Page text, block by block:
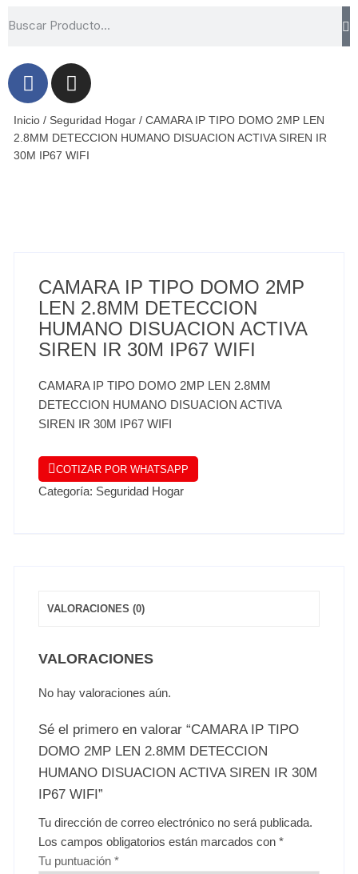
Inicio / Seguridad Hogar / CAMARA IP TIPO DOMO 2MP LEN
2.8MM DETECCION HUMANO DISUACION ACTIVA SIREN IR
30M IP67 WIFI
CAMARA IP TIPO DOMO 2MP
LEN 2.8MM DETECCION
HUMANO DISUACION ACTIVA
SIREN IR 30M IP67 WIFI
CAMARA IP TIPO DOMO 2MP LEN 2.8MM
DETECCION HUMANO DISUACION ACTIVA
SIREN IR 30M IP67 WIFI
COTIZAR POR WHATSAPP
Categoría: Seguridad Hogar
VALORACIONES (0)
VALORACIONES
No hay valoraciones aún.
Sé el primero en valorar “CAMARA IP TIPO
DOMO 2MP LEN 2.8MM DETECCION
HUMANO DISUACION ACTIVA SIREN IR 30M
IP67 WIFI”
Tu dirección de correo electrónico no será publicada.
Los campos obligatorios están marcados con*
Tu puntuación*